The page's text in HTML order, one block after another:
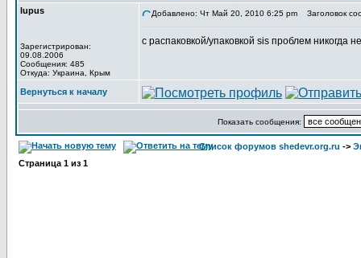
lupus
Зарегистрирован:
09.08.2006
Сообщения: 485
Откуда: Украина, Крым
Добавлено: Чт Май 20, 2010 6:25 pm Заголовок
с распаковкой/упаковкой sis проблем никогда
Вернуться к началу
Показать сообщения:
Список форумов shedevr.org.ru ->
Страница 1 из 1